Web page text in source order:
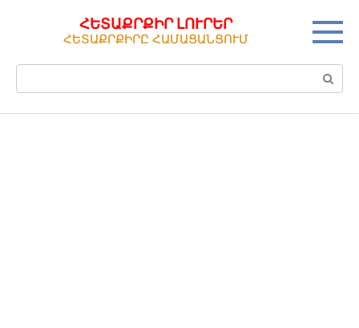
ՀԵՏԱՔՐՔԻՐ ԼՈՒՐԵՐ
ՀԵՏԱՔՐՔԻՐԸ ՀԱՄԱՑԱՆՑՈՒՄ
Поиск: